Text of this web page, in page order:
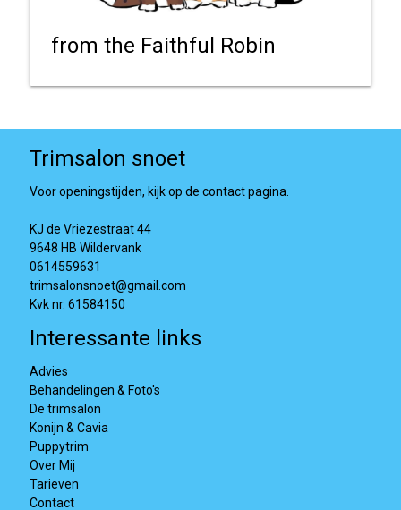
from the Faithful Robin
Trimsalon snoet
Voor openingstijden, kijk op de contact pagina.
KJ de Vriezestraat 44
9648 HB Wildervank
0614559631
trimsalonsnoet@gmail.com
Kvk nr. 61584150
Interessante links
Advies
Behandelingen & Foto's
De trimsalon
Konijn & Cavia
Puppytrim
Over Mij
Tarieven
Contact